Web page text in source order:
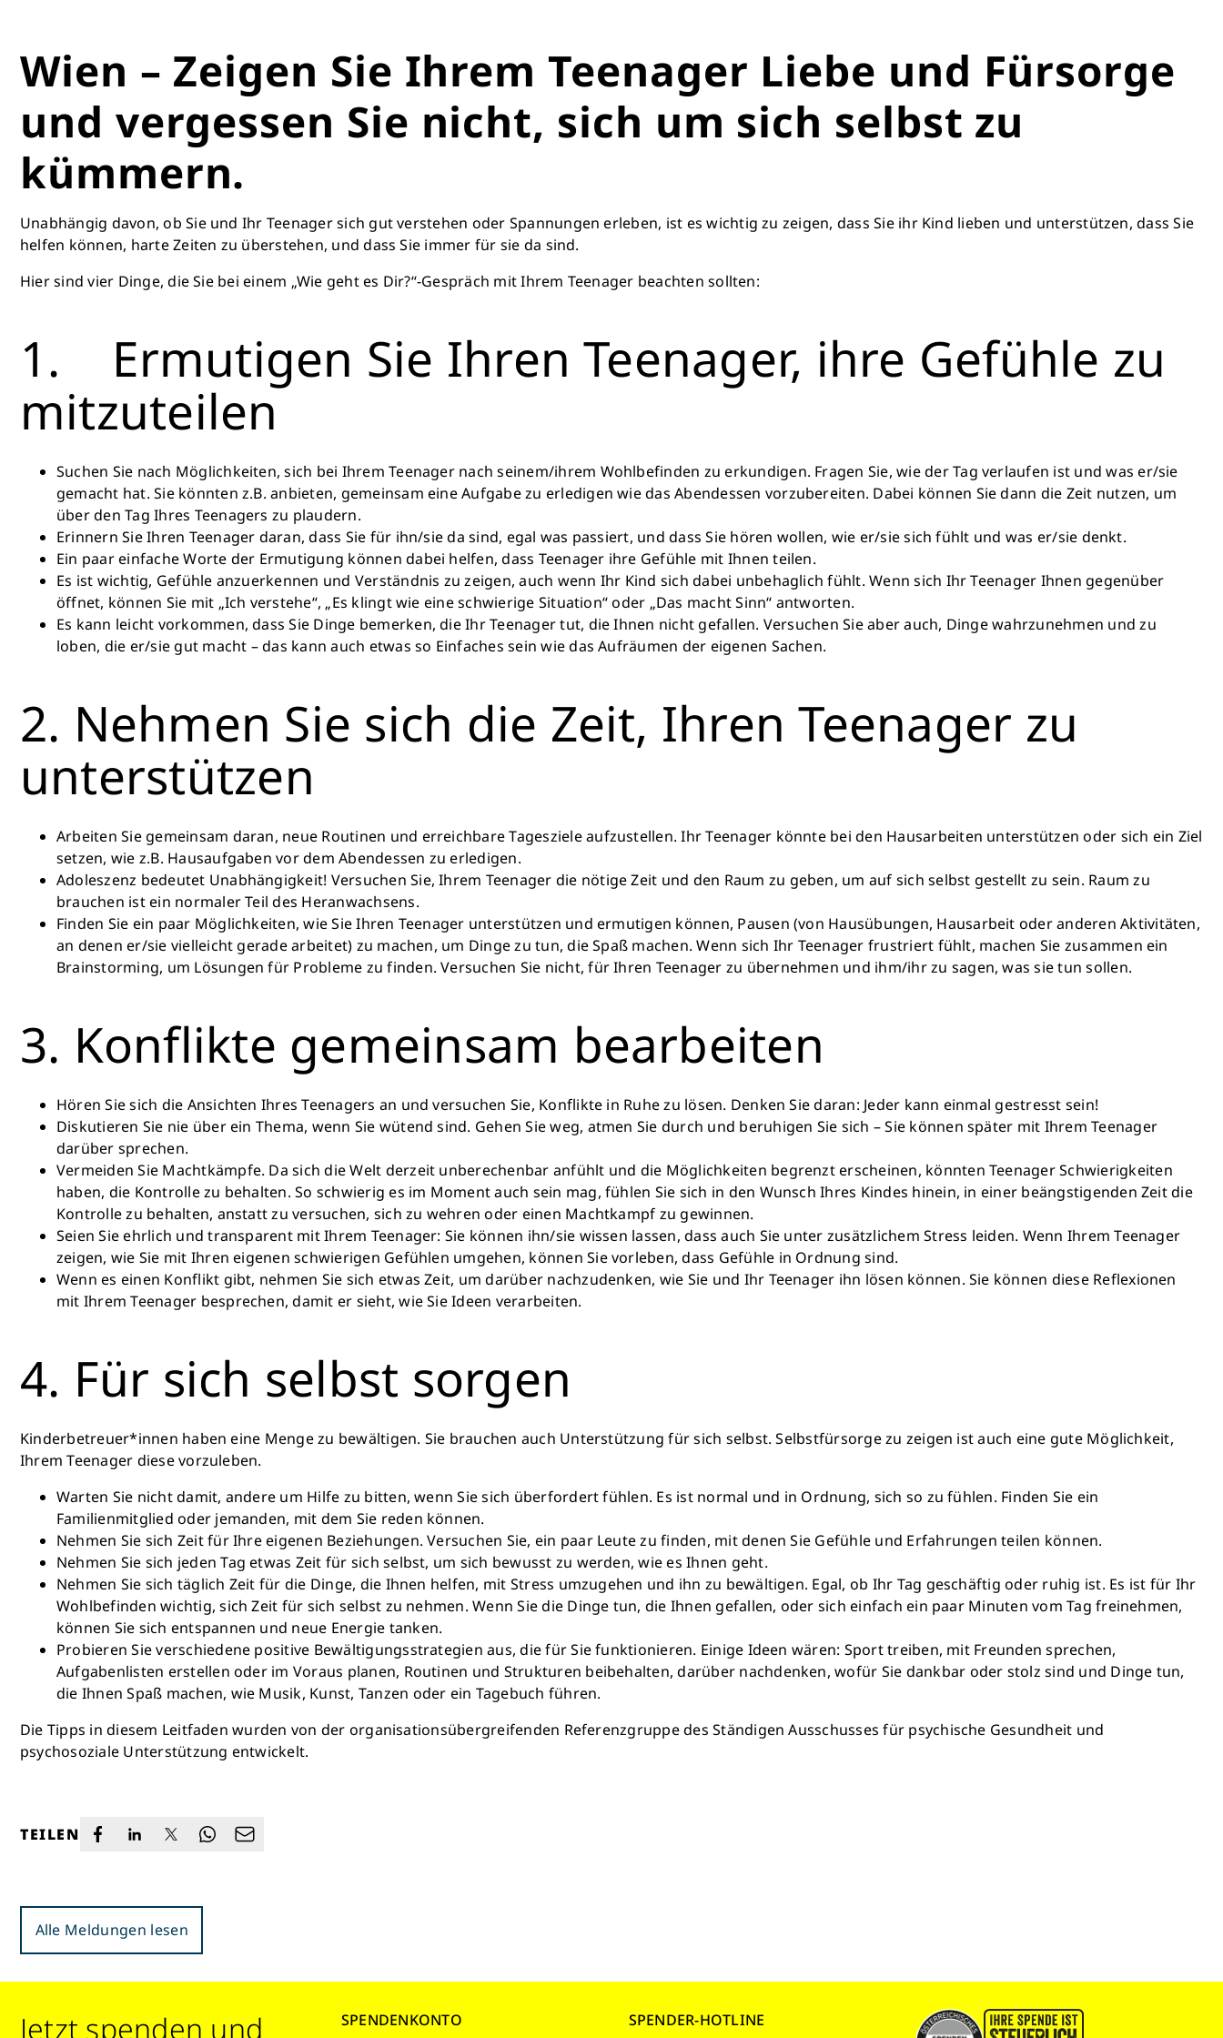
Wien – Zeigen Sie Ihrem Teenager Liebe und Fürsorge
und vergessen Sie nicht, sich um sich selbst zu
kümmern.
Unabhängig davon, ob Sie und Ihr Teenager sich gut verstehen oder Spannungen erleben, ist es wichtig zu zeigen, dass Sie ihr Kind lieben und unterstützen, dass Sie
helfen können, harte Zeiten zu überstehen, und dass Sie immer für sie da sind.
Hier sind vier Dinge, die Sie bei einem „Wie geht es Dir?“-Gespräch mit Ihrem Teenager beachten sollten:
1. Ermutigen Sie Ihren Teenager, ihre Gefühle zu
mitzuteilen
Suchen Sie nach Möglichkeiten, sich bei Ihrem Teenager nach seinem/ihrem Wohlbefinden zu erkundigen. Fragen Sie, wie der Tag verlaufen ist und was er/sie
gemacht hat. Sie könnten z.B. anbieten, gemeinsam eine Aufgabe zu erledigen wie das Abendessen vorzubereiten. Dabei können Sie dann die Zeit nutzen, um
über den Tag Ihres Teenagers zu plaudern.
Erinnern Sie Ihren Teenager daran, dass Sie für ihn/sie da sind, egal was passiert, und dass Sie hören wollen, wie er/sie sich fühlt und was er/sie denkt.
Ein paar einfache Worte der Ermutigung können dabei helfen, dass Teenager ihre Gefühle mit Ihnen teilen.
Es ist wichtig, Gefühle anzuerkennen und Verständnis zu zeigen, auch wenn Ihr Kind sich dabei unbehaglich fühlt. Wenn sich Ihr Teenager Ihnen gegenüber
öffnet, können Sie mit „Ich verstehe“, „Es klingt wie eine schwierige Situation“ oder „Das macht Sinn“ antworten.
Es kann leicht vorkommen, dass Sie Dinge bemerken, die Ihr Teenager tut, die Ihnen nicht gefallen. Versuchen Sie aber auch, Dinge wahrzunehmen und zu
loben, die er/sie gut macht – das kann auch etwas so Einfaches sein wie das Aufräumen der eigenen Sachen.
2. Nehmen Sie sich die Zeit, Ihren Teenager zu
unterstützen
Arbeiten Sie gemeinsam daran, neue Routinen und erreichbare Tagesziele aufzustellen. Ihr Teenager könnte bei den Hausarbeiten unterstützen oder sich ein Ziel
setzen, wie z.B. Hausaufgaben vor dem Abendessen zu erledigen.
Adoleszenz bedeutet Unabhängigkeit! Versuchen Sie, Ihrem Teenager die nötige Zeit und den Raum zu geben, um auf sich selbst gestellt zu sein. Raum zu
brauchen ist ein normaler Teil des Heranwachsens.
Finden Sie ein paar Möglichkeiten, wie Sie Ihren Teenager unterstützen und ermutigen können, Pausen (von Hausübungen, Hausarbeit oder anderen Aktivitäten,
an denen er/sie vielleicht gerade arbeitet) zu machen, um Dinge zu tun, die Spaß machen. Wenn sich Ihr Teenager frustriert fühlt, machen Sie zusammen ein
Brainstorming, um Lösungen für Probleme zu finden. Versuchen Sie nicht, für Ihren Teenager zu übernehmen und ihm/ihr zu sagen, was sie tun sollen.
3. Konflikte gemeinsam bearbeiten
Hören Sie sich die Ansichten Ihres Teenagers an und versuchen Sie, Konflikte in Ruhe zu lösen. Denken Sie daran: Jeder kann einmal gestresst sein!
Diskutieren Sie nie über ein Thema, wenn Sie wütend sind. Gehen Sie weg, atmen Sie durch und beruhigen Sie sich – Sie können später mit Ihrem Teenager
darüber sprechen.
Vermeiden Sie Machtkämpfe. Da sich die Welt derzeit unberechenbar anfühlt und die Möglichkeiten begrenzt erscheinen, könnten Teenager Schwierigkeiten
haben, die Kontrolle zu behalten. So schwierig es im Moment auch sein mag, fühlen Sie sich in den Wunsch Ihres Kindes hinein, in einer beängstigenden Zeit die
Kontrolle zu behalten, anstatt zu versuchen, sich zu wehren oder einen Machtkampf zu gewinnen.
Seien Sie ehrlich und transparent mit Ihrem Teenager: Sie können ihn/sie wissen lassen, dass auch Sie unter zusätzlichem Stress leiden. Wenn Ihrem Teenager
zeigen, wie Sie mit Ihren eigenen schwierigen Gefühlen umgehen, können Sie vorleben, dass Gefühle in Ordnung sind.
Wenn es einen Konflikt gibt, nehmen Sie sich etwas Zeit, um darüber nachzudenken, wie Sie und Ihr Teenager ihn lösen können. Sie können diese Reflexionen
mit Ihrem Teenager besprechen, damit er sieht, wie Sie Ideen verarbeiten.
4. Für sich selbst sorgen
Kinderbetreuer*innen haben eine Menge zu bewältigen. Sie brauchen auch Unterstützung für sich selbst. Selbstfürsorge zu zeigen ist auch eine gute Möglichkeit,
Ihrem Teenager diese vorzuleben.
Warten Sie nicht damit, andere um Hilfe zu bitten, wenn Sie sich überfordert fühlen. Es ist normal und in Ordnung, sich so zu fühlen. Finden Sie ein
Familienmitglied oder jemanden, mit dem Sie reden können.
Nehmen Sie sich Zeit für Ihre eigenen Beziehungen. Versuchen Sie, ein paar Leute zu finden, mit denen Sie Gefühle und Erfahrungen teilen können.
Nehmen Sie sich jeden Tag etwas Zeit für sich selbst, um sich bewusst zu werden, wie es Ihnen geht.
Nehmen Sie sich täglich Zeit für die Dinge, die Ihnen helfen, mit Stress umzugehen und ihn zu bewältigen. Egal, ob Ihr Tag geschäftig oder ruhig ist. Es ist für Ihr
Wohlbefinden wichtig, sich Zeit für sich selbst zu nehmen. Wenn Sie die Dinge tun, die Ihnen gefallen, oder sich einfach ein paar Minuten vom Tag freinehmen,
können Sie sich entspannen und neue Energie tanken.
Probieren Sie verschiedene positive Bewältigungsstrategien aus, die für Sie funktionieren. Einige Ideen wären: Sport treiben, mit Freunden sprechen,
Aufgabenlisten erstellen oder im Voraus planen, Routinen und Strukturen beibehalten, darüber nachdenken, wofür Sie dankbar oder stolz sind und Dinge tun,
die Ihnen Spaß machen, wie Musik, Kunst, Tanzen oder ein Tagebuch führen.
Die Tipps in diesem Leitfaden wurden von der organisationsübergreifenden Referenzgruppe des Ständigen Ausschusses für psychische Gesundheit und
psychosoziale Unterstützung entwickelt.
TEILEN
Alle Meldungen lesen
Schon 50 Cent am Tag können Großes bewirken: z.B.
monatlich 25.000 Liter sauberes Trinkwasser zur
Verfügung stellen.
Sauberes Trinkwasser bedeutet: weniger Krankheit,
mehr Kindheit, bessere Zukunft.
Jetzt spenden und SPENDENKONTO SPENDER-HOTLINE